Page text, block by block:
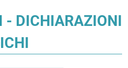
- DICHIARAZIONI